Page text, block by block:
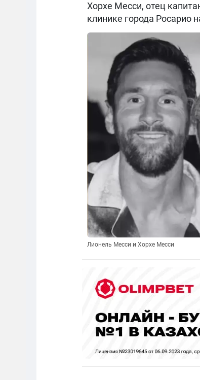
Хорхе Месси, отец
клинике города Росарио
Лионель Месси и Хорхе Месси